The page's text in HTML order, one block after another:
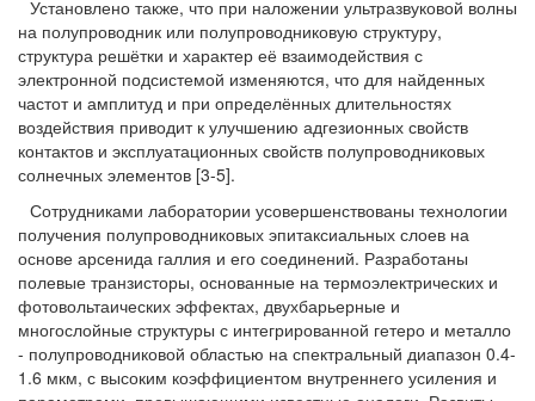
Установлено также, что при наложении ультразвуковой волны
на полупроводник или полупроводниковую структуру,
структура решётки и характер её взаимодействия с
электронной подсистемой изменяются, что для найденных
частот и амплитуд и при определённых длительностях
воздействия приводит к улучшению адгезионных свойств
контактов и эксплуатационных свойств полупроводниковых
солнечных элементов [3-5].
Сотрудниками лаборатории усовершенствованы технологии
получения полупроводниковых эпитаксиальных слоев на
основе арсенида галлия и его соединений. Разработаны
полевые транзисторы, основанные на термоэлектрических и
фотовольтаических эффектах, двухбарьерные и
многослойные структуры с интегрированной гетеро и металло
- полупроводниковой областью на спектральный диапазон 0.4-
1.6 мкм, с высоким коэффициентом внутреннего усиления и